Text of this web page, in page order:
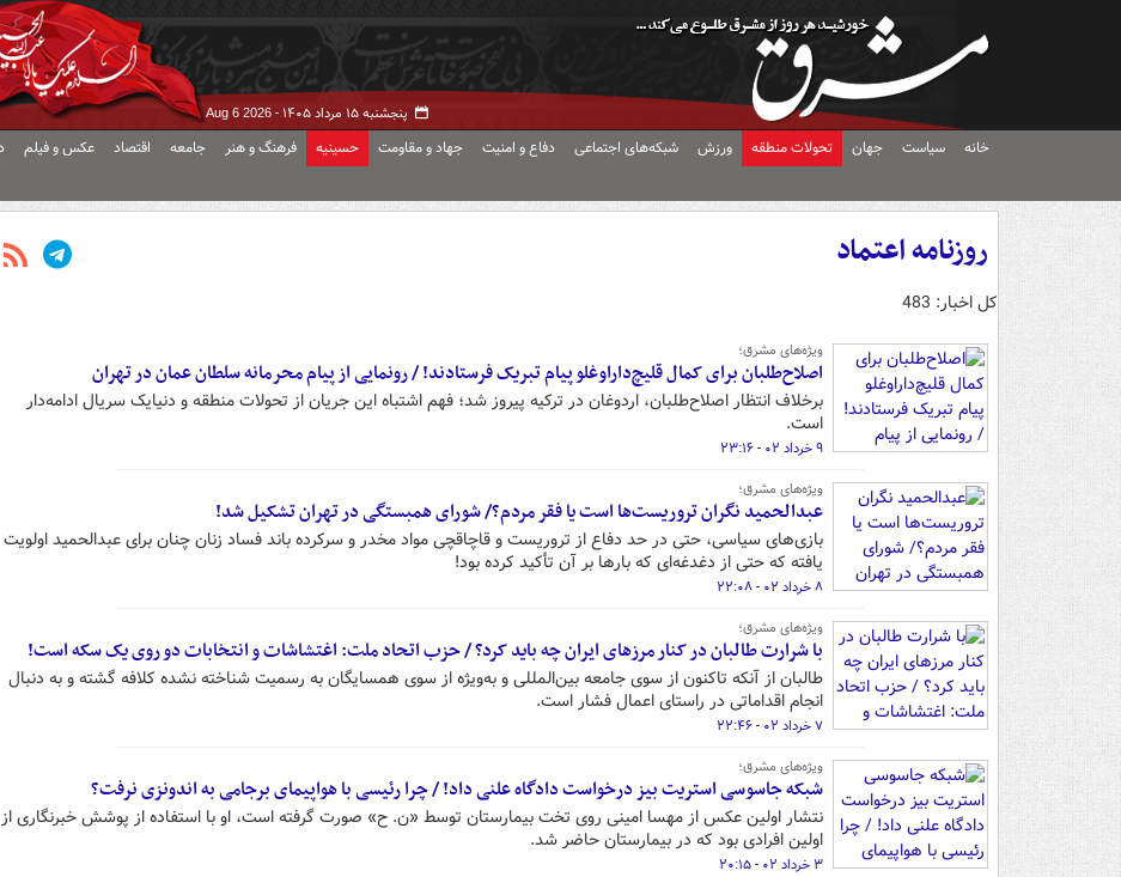
پنجشنبه ۱۵ مرداد ۱۴۰۵ - Aug 6 2026
خانه سیاست جهان تحولات منطقه ورزش شبکه‌های اجتماعی دفاع و امنیت جهاد و مقاومت حسینیه فرهنگ و هنر جامعه اقتصاد عکس و فیلم
روزنامه اعتماد
کل اخبار: 483
ویژه‌های مشرق؛
اصلاح‌طلبان برای کمال قلیچ‌داراوغلو پیام تبریک فرستادند! / رونمایی از پیام محرمانه سلطان عمان در تهران
برخلاف انتظار اصلاح‌طلبان، اردوغان در ترکیه پیروز شد؛ فهم اشتباه این جریان از تحولات منطقه و دنیایک سریال ادامه‌دار
است.
۹ خرداد ۰۲ - ۲۳:۱۶
ویژه‌های مشرق؛
عبدالحمید نگران تروریست‌ها است یا فقر مردم؟/ شورای همبستگی در تهران تشکیل شد!
بازی‌های سیاسی، حتی در حد دفاع از تروریست و قاچاقچی مواد مخدر و سرکرده باند فساد زنان چنان برای عبدالحمید اولویت
یافته که حتی از دغدغه‌ای که بارها بر آن تأکید کرده بود!
۸ خرداد ۰۲ - ۲۲:۰۸
ویژه‌های مشرق؛
با شرارت طالبان در کنار مرزهای ایران چه باید کرد؟ / حزب اتحاد ملت: اغتشاشات و انتخابات دو روی یک سکه است!
طالبان از آنکه تاکنون از سوی جامعه بین‌المللی و به‌ویژه از سوی همسایگان به رسمیت شناخته نشده کلافه گشته و به دنبال
انجام اقداماتی در راستای اعمال فشار است.
۷ خرداد ۰۲ - ۲۲:۴۶
ویژه‌های مشرق؛
شبکه جاسوسی استریت بیز درخواست دادگاه علنی داد! / چرا رئیسی با هواپیمای برجامی به اندونزی نرفت؟
نتشار اولین عکس از مهسا امینی روی تخت بیمارستان توسط «ن. ح» صورت گرفته است، او با استفاده از پوشش خبرنگاری از
اولین افرادی بود که در بیمارستان حاضر شد.
۳ خرداد ۰۲ - ۲۰:۱۵